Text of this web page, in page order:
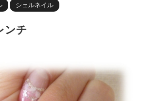
シェルネイル
ンチ